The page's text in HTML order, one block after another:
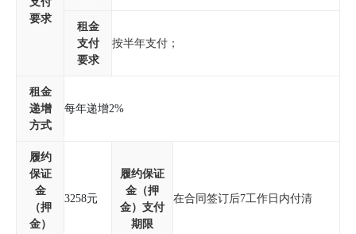
要求
租金
支付
要求
按半年支付；
租金
递增
方式
每年递增2%
履约
保证
金
（押
金）
3258元
履约保证
金（押
金）支付
期限
在合同签订后7工作日内付清